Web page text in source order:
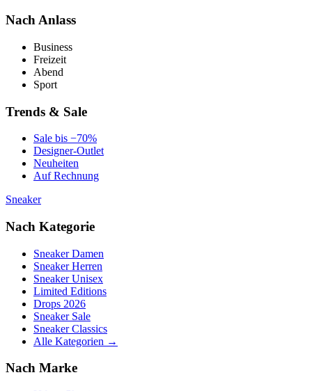
Nach Anlass
Business
Freizeit
Abend
Sport
Trends & Sale
Sale bis −70%
Designer-Outlet
Neuheiten
Auf Rechnung
Sneaker
Nach Kategorie
Sneaker Damen
Sneaker Herren
Sneaker Unisex
Limited Editions
Drops 2026
Sneaker Sale
Sneaker Classics
Alle Kategorien →
Nach Marke